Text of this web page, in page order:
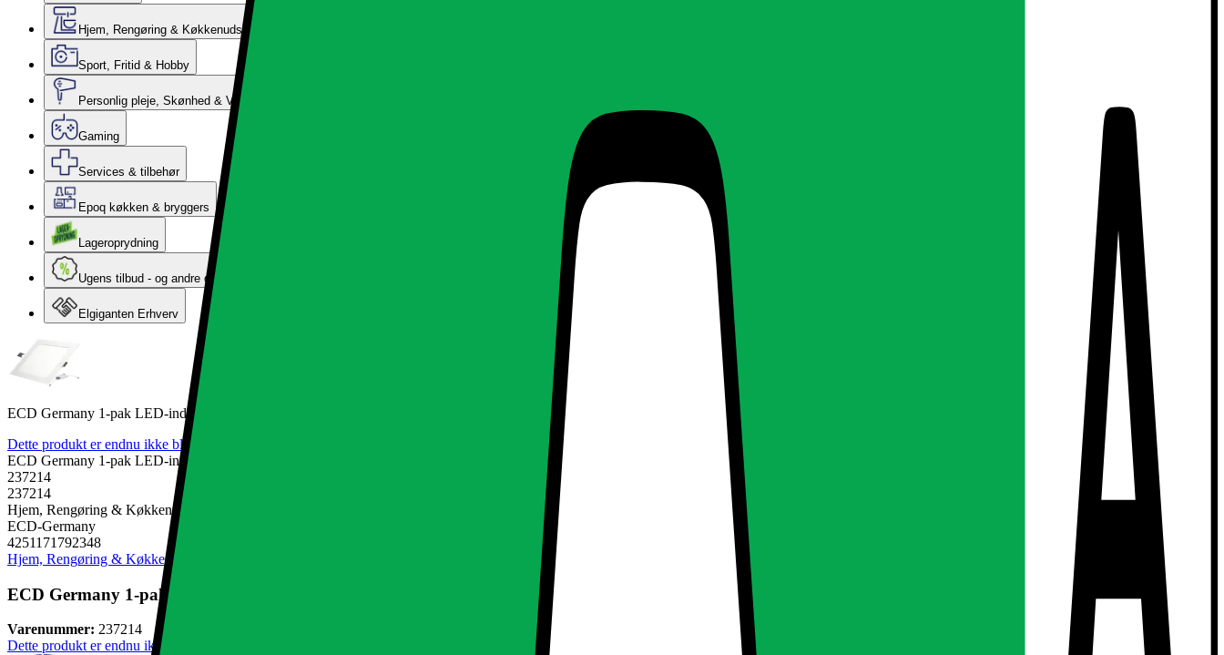
Hjem, Rengøring & Køkkenudstyr
Sport, Fritid & Hobby
Personlig pleje, Skønhed & Velvære
Gaming
Services & tilbehør
Epoq køkken & bryggers
Lageroprydning
Ugens tilbud - og andre gode priser
Elgiganten Erhverv
ECD Germany 1-pak LED-indbygget spotlight 12W erstatter 65W halogen - flad
Dette produkt er endnu ikke blevet bedømt.
ECD Germany 1-pak LED-indbygget spotlight 12W erstatter 65W halogen - flad
237214
237214
Hjem, Rengøring & Køkkenudstyr, El & belysning, Lamper & belysning, LED-pære & elpære
ECD-Germany
4251171792348
Hjem, Rengøring & Køkkenudstyr
ECD Germany 1-pak LED-indbygget spotlight 12W erstatter 65W halogen - flad
Varenummer: 237214
Dette produkt er endnu ikke blevet bedømt.